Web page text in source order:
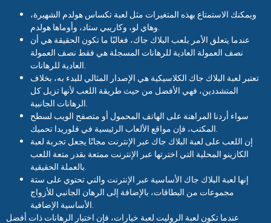
ويمكنك الاستمتاع بهذه المتغيرات مثل لعبة تكساس هولدم الشهيرة،
وهاي لو، وكاريبي ستاد، وأوماها هولدم.
عندما يتعلق الأمر بلعب البلاك جاك، فغالبًا ما تكون الحقيقة هي أن
نصف العمولة العادية للرهانات المسجلة هي فقط نصف العمولة
العادية للرهانات.
تعتبر لعبة البلاك جاك الكلاسيكية هي الإصدار المثالي للبدء به، بخلاف
المتشددين، فهي الأفضل من حيث طريقة اللعب لأنها تزيل كل
الرهانات الجانبية.
سواء أردنا المراهنة على الهاتف المحمول أو متصفح الويب لسطح
المكتب، فإن مواقع الألعاب الرئيسية في فلوريدا تحميك.
إن اللعب على لعبة البلاك جاك عبر الإنترنت مجانًا يجعل تجربة لعبة
الكازينو المحلية التي اخترتها عبر الإنترنت ممتعة بقدر متعة اللعب
بالعملة الحقيقية.
إنها لعبة البلاك جاك الأساسية عبر الإنترنت والتي تحتوي على ستة
مجموعات من البطاقات، بالإضافة إلى الرهان الجانبي للأزواج
الأساسية الإضافية.
عندما تكون لعبة الروليت لعبة خيارات، فإن اختيار الرهانات ذات أفضل